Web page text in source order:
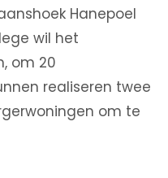
Hanepoel
wil het
om 20
realiseren twee
om te